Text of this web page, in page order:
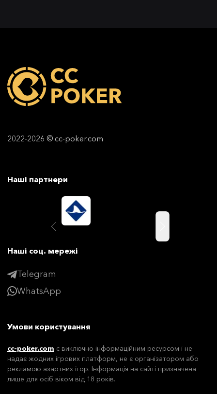
2022-2026 © cc-poker.com
Наші партнери
Наші соц. мережі
Telegram
WhatsApp
Умови користування
cc-poker.com є виключно інформаційним ресурсом і не
надає жодних ігрових платформ, не є організатором або
рекламою азартних ігор. Інформація на сайті призначена
лише для осіб віком від 18 років.